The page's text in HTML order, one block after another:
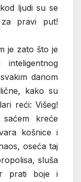
ljudi su se
pravi put!
je zato što je
danom
kako su
reći: Višeg!
kreće
košnice i
oseća taj
sluša
prati boje i